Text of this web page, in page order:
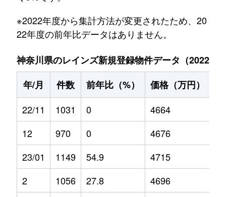
※2022年度から集計方法が変更されたため、20
22年度の前年比データはありません。
神奈川県のレインズ新規登録物件データ（2022年
年/月
件数 前年比（%） 価格（万円）
22/11
1031 0 4664
12
970 0 4676
23/01
1149 54.9 4715
2
1056 27.8 4696